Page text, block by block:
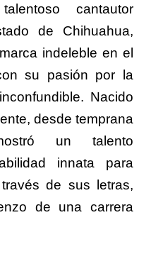
cantautor
de Chihuahua,
indeleble en el
su pasión por la
Nacido
desde temprana
un talento
innata para
de sus letras,
de una carrera